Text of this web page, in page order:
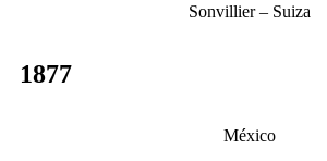
Sonvillier – Suiza
1877
México